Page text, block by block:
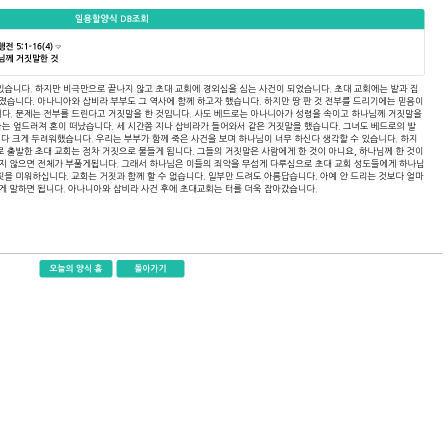
일용할양식 DB조회
전 5:1-16(4)
께 거짓말한 것
니다. 하지만 비극만으로 끝나지 않고 초대 교회에 경외심을 심는 사건이 되었습니다. 초대 교회에는 밭과 집
니다. 아나니아와 삽비라 부부도 그 역사에 함께 하고자 했습니다. 하지만 땅 판 것 전부를 드리기에는 믿음이
. 문제는 전부를 드린다고 거짓말을 한 것입니다. 사도 베드로는 아나니아가 성령을 속이고 하나님께 거짓말을
엎드러져 혼이 떠났습니다. 세 시간쯤 지나 삽비라가 들어와서 같은 거짓말을 했습니다. 그녀도 베드로의 발
크게 두려워했습니다. 우리는 부부가 함께 죽은 사건을 보며 하나님이 너무 하신다 생각할 수 있습니다. 하지
출발한 초대 교회는 점차 거짓으로 물들게 됩니다. 그들의 거짓말은 사람에게 한 것이 아니요, 하나님께 한 것이
않으면 전체가 부풀게됩니다. 그래서 하나님은 이들의 죄악을 무섭게 다루심으로 초대 교회 성도들에게 하나님
미워하십니다. 교회는 거짓과 함께 할 수 없습니다. 일부만 드려도 아름답습니다. 아예 안 드리는 것보다 얼마
말하면 됩니다. 아나니아와 삽비라 사건 후에 초대교회는 터를 더욱 잡아갔습니다.
오늘의 양식 홈 돌아가기